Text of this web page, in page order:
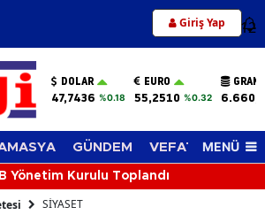
Giriş Yap 12
DOLAR
47,7436 %0.18
EURO
55,2510 %0.32
GÜNDEM VEFAT EDENLER
MENÜ
Yönetim Kurulu Toplandı
SİYASET